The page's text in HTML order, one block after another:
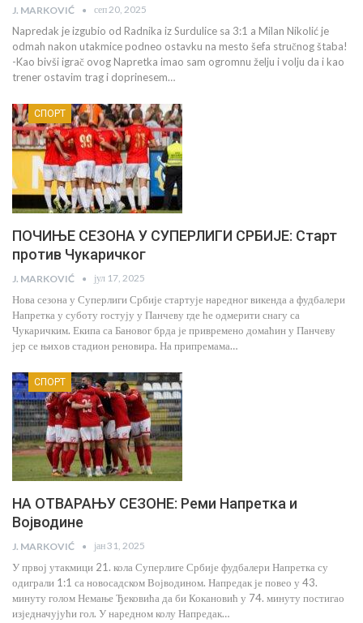
J. MARKOVIĆ сеп 20, 2025
Napredak je izgubio od Radnika iz Surdulice sa 3:1 a Milan Nikolić je
odmah nakon utakmice podneo ostavku na mesto šefa stručnog štaba!
-Kao bivši igrač ovog Napretka imao sam ogromnu želju i volju da i kao
trener ostavim trag i doprinesem…
СПОРТ
ПОЧИЊЕ СЕЗОНА У СУПЕРЛИГИ СРБИЈЕ: Старт
против Чукаричког
J. MARKOVIĆ јул 17, 2025
Нова сезона у Суперлиги Србије стартује наредног викенда а фудбалери
Напретка у суботу гостују у Панчеву где ће одмерити снагу са
Чукаричким. Екипа са Бановог брда је привремено домаћин у Панчеву
јер се њихов стадион реновира. На припремама…
СПОРТ
НА ОТВАРАЊУ СЕЗОНЕ: Реми Напретка и
Војводине
J. MARKOVIĆ јан 31, 2025
У првој утакмици 21. кола Суперлиге Србије фудбалери Напретка су
одиграли 1:1 са новосадском Војводином. Напредак је повео у 43.
минуту голом Немање Ђековића да би Кокановић у 74. минуту постигао
изједначујући гол. У наредном колу Напредак…